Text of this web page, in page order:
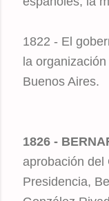
1822 - El
la
Buenos Aires.
1826 -
aprobación del
Presidencia,